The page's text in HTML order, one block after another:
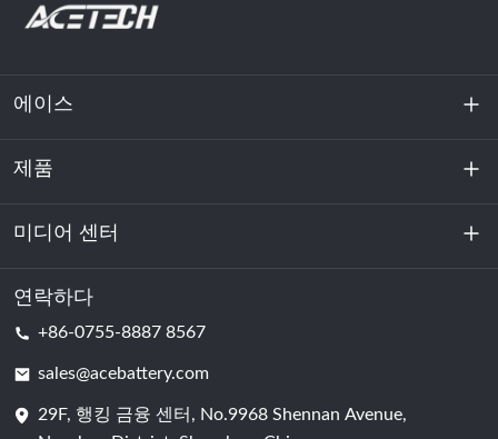
에이스
회사 소개
지속 가능성
제품
에너지 저장
데이터센터 및 서버실
배터리 셀
미디어 센터
소식
연락하다
+86-0755-8887 8567
sales@acebattery.com
29F, 행킹 금융 센터, No.9968 Shennan Avenue,